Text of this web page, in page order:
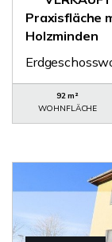
Praxisfläche
Holzminden
92 m²
WOHNFLÄCHE